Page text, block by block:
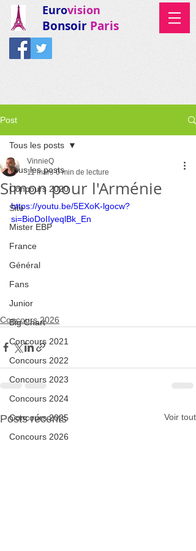
Eurovision
Bonsoir Paris
Post
Tous les posts
Concours 2020
Site
Mister EBP
France
Général
Fans
Junior
Big Chart
Concours 2021
Concours 2022
Concours 2023
Concours 2024
Concours 2025
Concours 2026
Tous les posts
Simon pour l'Arménie
VinnieQ
11 mars 0 min de lecture
https://youtu.be/5EXoK-lgocw?
si=BioDoIIyeqlBk_En
Concours 2026
Posts récents Voir tout